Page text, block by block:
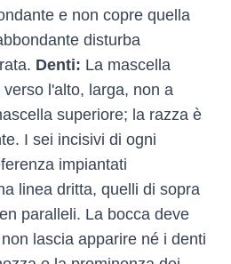
e non copre quella
disturba
Denti: La mascella
l'alto, larga, non a
superiore; la razza è
I sei incisivi di ogni
impiantati
linea dritta, quelli di sopra
paralleli. La bocca deve
lascia apparire né i denti